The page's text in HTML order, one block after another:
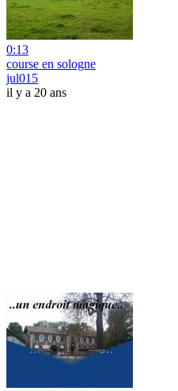
0:13
course en sologne
jul015
il y a 20 ans